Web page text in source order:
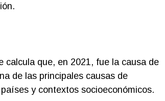
calcula que, en 2021, fue la causa de
de las principales causas de
y contextos socioeconómicos.